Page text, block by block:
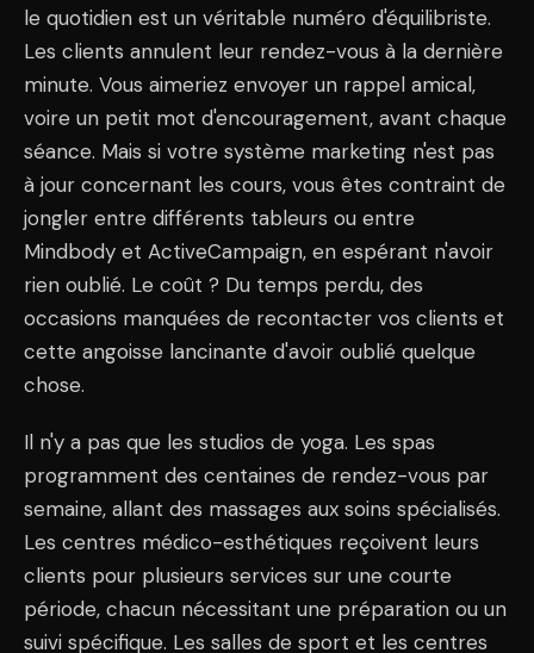
le quotidien est un véritable numéro d'équilibriste.
Les clients annulent leur rendez-vous à la dernière
minute. Vous aimeriez envoyer un rappel amical,
voire un petit mot d'encouragement, avant chaque
séance. Mais si votre système marketing n'est pas
à jour concernant les cours, vous êtes contraint de
jongler entre différents tableurs ou entre
Mindbody et ActiveCampaign, en espérant n'avoir
rien oublié. Le coût ? Du temps perdu, des
occasions manquées de recontacter vos clients et
cette angoisse lancinante d'avoir oublié quelque
chose.
Il n'y a pas que les studios de yoga. Les spas
programment des centaines de rendez-vous par
semaine, allant des massages aux soins spécialisés.
Les centres médico-esthétiques reçoivent leurs
clients pour plusieurs services sur une courte
période, chacun nécessitant une préparation ou un
suivi spécifique. Les salles de sport et les centres